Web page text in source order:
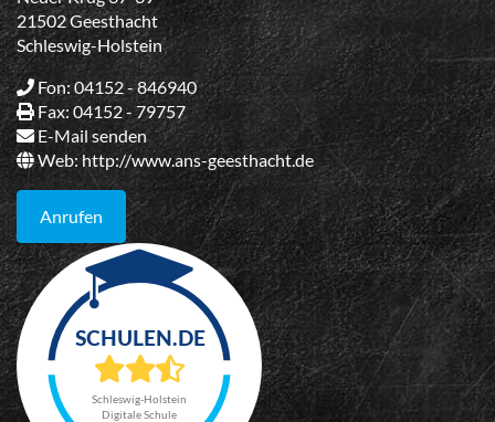
21502 Geesthacht
Schleswig-Holstein
Fon: 04152 - 846940
Fax: 04152 - 79757
E-Mail senden
Web:http://www.ans-geesthacht.de
Anrufen
Schleswig-Holstein
Digitale Schule